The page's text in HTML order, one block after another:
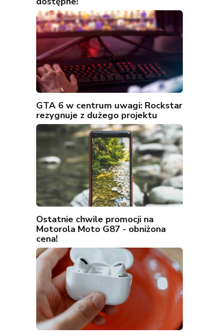
GTA 6 w centrum uwagi: Rockstar
rezygnuje z dużego projektu
Ostatnie chwile promocji na
Motorola Moto G87 - obniżona
cena!